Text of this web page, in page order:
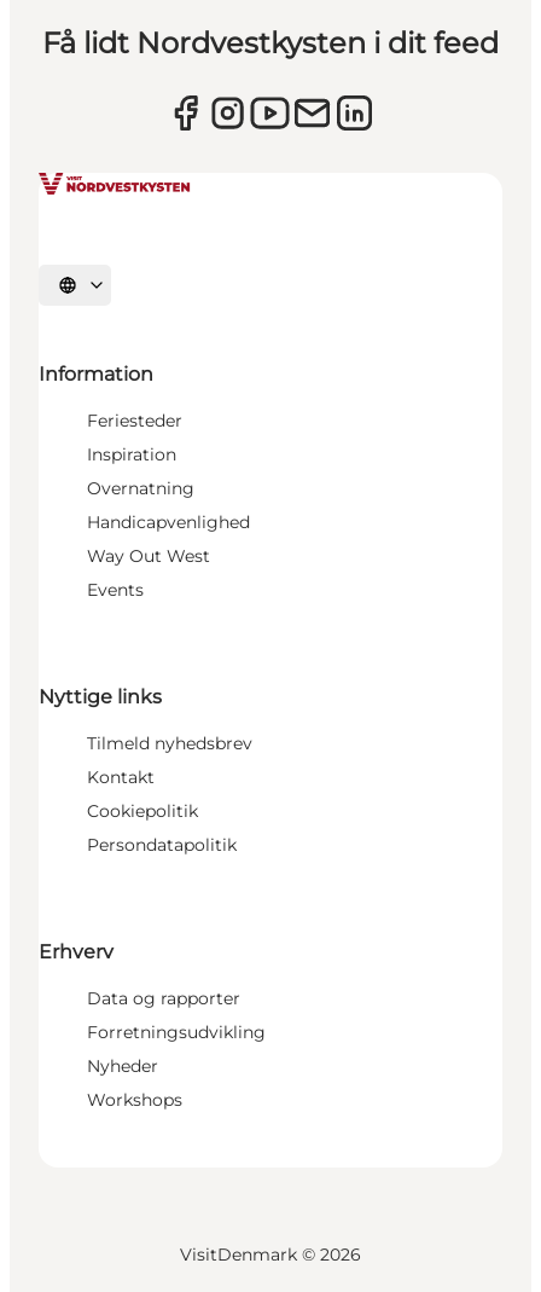
Få lidt Nordvestkysten i dit feed
Vælg sprog
Information
Feriesteder
Inspiration
Overnatning
Handicapvenlighed
Way Out West
Events
Nyttige links
Tilmeld nyhedsbrev
Kontakt
Cookiepolitik
Persondatapolitik
Erhverv
Data og rapporter
Forretningsudvikling
Nyheder
Workshops
VisitDenmark © 2026